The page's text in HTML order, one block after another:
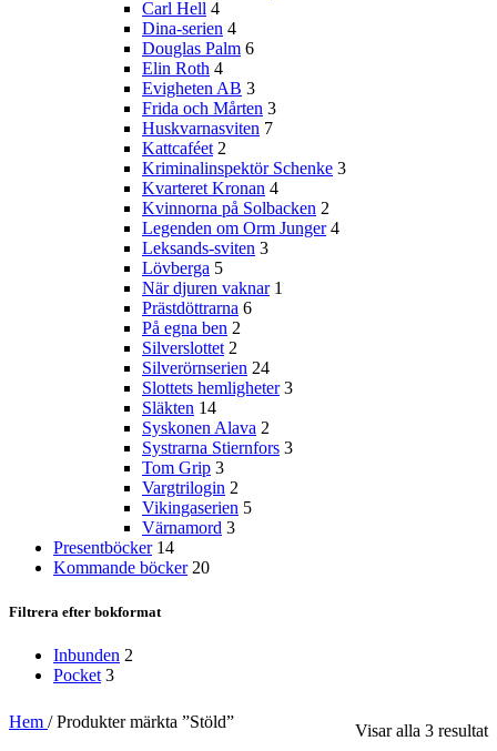
Carl Hell 4
Dina-serien 4
Douglas Palm 6
Elin Roth 4
Evigheten AB 3
Frida och Mårten 3
Huskvarnasviten 7
Kattcaféet 2
Kriminalinspektör Schenke 3
Kvarteret Kronan 4
Kvinnorna på Solbacken 2
Legenden om Orm Junger 4
Leksands-sviten 3
Lövberga 5
När djuren vaknar 1
Prästdöttrarna 6
På egna ben 2
Silverslottet 2
Silverörnserien 24
Slottets hemligheter 3
Släkten 14
Syskonen Alava 2
Systrarna Stiernfors 3
Tom Grip 3
Vargtrilogin 2
Vikingaserien 5
Värnamord 3
Presentböcker 14
Kommande böcker 20
Filtrera efter bokformat
Inbunden 2
Pocket 3
Hem / Produkter märkta ”Stöld” Visar alla 3 resultat